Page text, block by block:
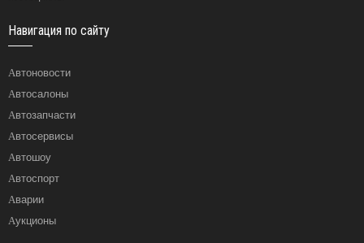
Навигация по сайту
Автоновости
Автосалоны
Автозапчасти
Автосервисы
Автошоу
Автоспорт
Аварии
Аукционы